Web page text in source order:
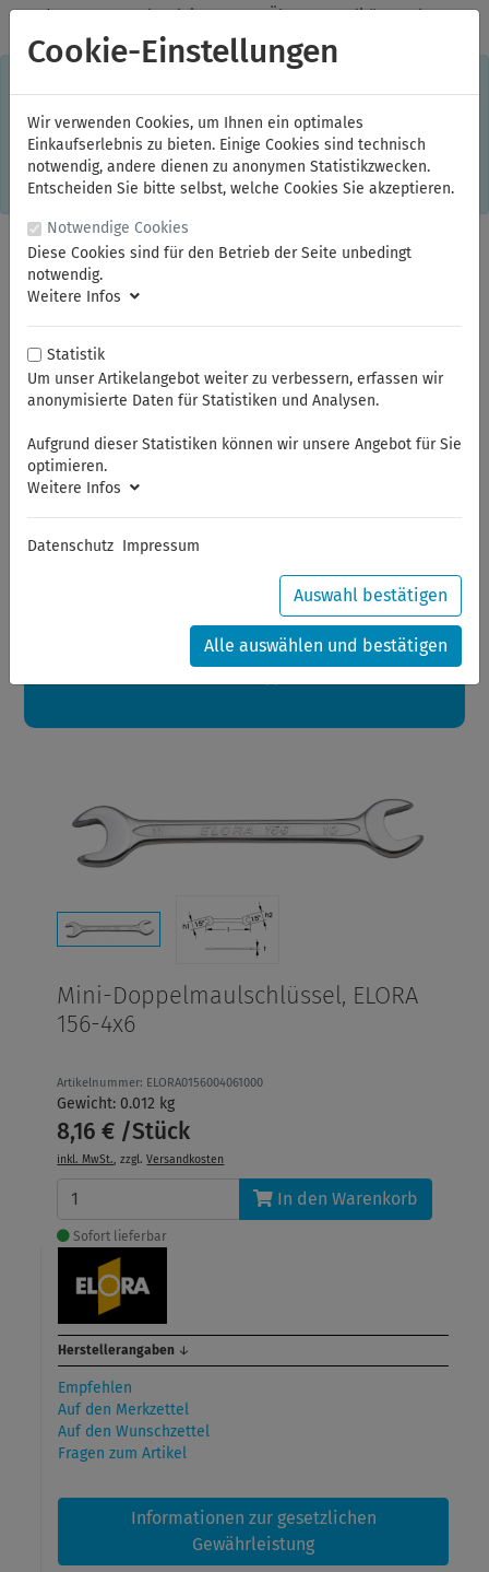
✓Jeden Monat starke Aktionen ✓Über 20 Qualitätsmarken ✓
Kostenlose Lieferung im Inland ab 150,00 Euro Bruttowarenwert
Einkaufserlebnis. Dabei werden beispielsweise die Session-
Informationen oder die Spracheinstellung auf Ihrem Rechner
gespeichert. Ohne Cookies ist der Funktionsumfang des
Online-Shops eingeschränkt. Sind Sie damit nicht
einverstanden, klicken Sie bitte hier.
Sommerferien
Sehr geehrte Kunden,
Ihre Bestellungen in diesem Zeitraum werden ab dem
24.08.2026 verschickt.
Eine schöne Sommerpause
Mini-Doppelmaulschlüssel, ELORA
156-4x6
Artikelnummer: ELORA0156004061000
Gewicht: 0.012 kg
8,16 € /Stück
inkl. MwSt., zzgl.Versandkosten
In den Warenkorb
Sofort lieferbar
Herstellerangaben ↓
Empfehlen
Auf den Merkzettel
Auf den Wunschzettel
Fragen zum Artikel
Informationen zur gesetzlichen
Gewährleistung
Cookie-Einstellungen
Wir verwenden Cookies, um Ihnen ein optimales
Einkaufserlebnis zu bieten. Einige Cookies sind technisch
notwendig, andere dienen zu anonymen Statistikzwecken.
Entscheiden Sie bitte selbst, welche Cookies Sie akzeptieren.
Notwendige Cookies
Diese Cookies sind für den Betrieb der Seite unbedingt
notwendig.
Weitere Infos
Statistik
Um unser Artikelangebot weiter zu verbessern, erfassen wir
anonymisierte Daten für Statistiken und Analysen.
Aufgrund dieser Statistiken können wir unsere Angebot für Sie
optimieren.
Weitere Infos
Datenschutz Impressum
Auswahl bestätigen
Alle auswählen und bestätigen